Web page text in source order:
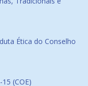
Ética do Conselho
(COE)